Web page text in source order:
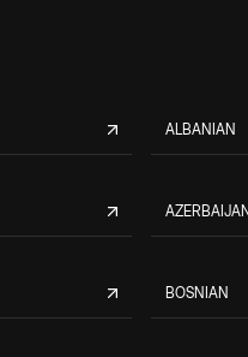
ALBANIAN
BOSNIAN